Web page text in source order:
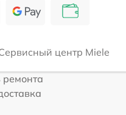
центр Miele
ремонта